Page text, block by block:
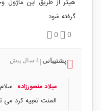
هیتر از طریق این ماژول
گرفته شود
0
0
پشتیبانی 4 سال پیش
میلاد منصورزاده
المنت تعبیه کرد می